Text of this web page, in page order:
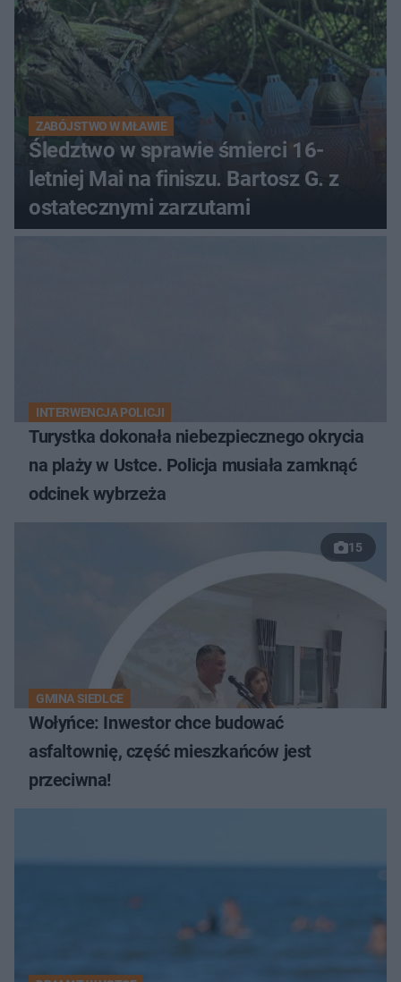
ZABÓJSTWO W MŁAWIE
Śledztwo w sprawie śmierci 16-
letniej Mai na finiszu. Bartosz G. z
ostatecznymi zarzutami
INTERWENCJA POLICJI
Turystka dokonała niebezpiecznego okrycia
na plaży w Ustce. Policja musiała zamknąć
odcinek wybrzeża
15
GMINA SIEDLCE
Wołyńce: Inwestor chce budować
asfaltownię, część mieszkańców jest
przeciwna!